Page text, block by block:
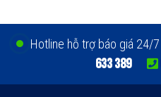
Hotline hỗ trợ báo giá 24/7
633 389